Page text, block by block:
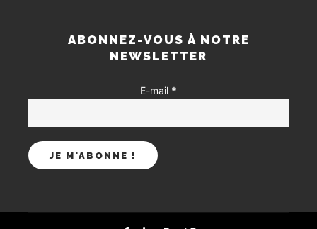
ABONNEZ-VOUS À NOTRE
NEWSLETTER
E-mail *